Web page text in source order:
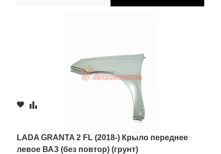
LADA GRANTA 2 FL (2018-) Крыло переднее
левое ВАЗ (без повтор) (грунт)